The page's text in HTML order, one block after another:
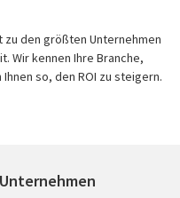
zu den größten Unternehmen
Wir kennen Ihre Branche,
so, den ROI zu steigern.
Unternehmen